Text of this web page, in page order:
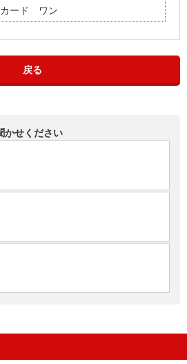
カード ワン
戻る
かせください